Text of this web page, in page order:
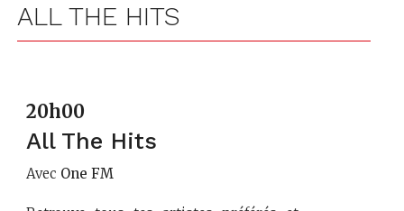
ALL THE HITS
20h00
All The Hits
Avec One FM